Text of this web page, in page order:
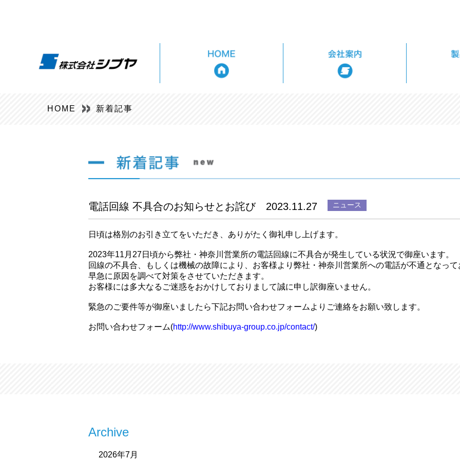
HOME 新着記事
電話回線 不具合のお知らせとお詫び 2023.11.27 ニュース
日頃は格別のお引き立てをいただき、ありがたく御礼申し上げます。
2023年11月27日頃から弊社・神奈川営業所の電話回線に不具合が発生している状況で御座います。
回線の不具合、もしくは機械の故障により、お客様より弊社・神奈川営業所への電話が不通となって
早急に原因を調べて対策をさせていただきます。
お客様には多大なるご迷惑をおかけしておりまして誠に申し訳御座いません。
緊急のご要件等が御座いましたら下記お問い合わせフォームよりご連絡をお願い致します。
お問い合わせフォーム(http://www.shibuya-group.co.jp/contact/)
Archive
2026年7月